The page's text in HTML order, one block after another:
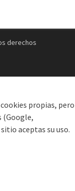
derechos
propias, pero
(Google,
aceptas su uso.